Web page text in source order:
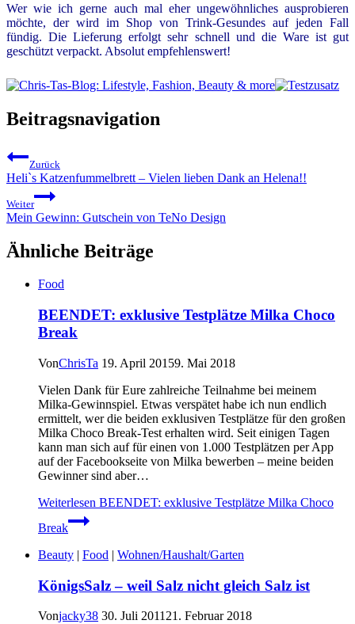
Wer wie ich gerne auch mal eher ungewöhnliches ausprobieren
möchte, der wird im Shop von Trink-Gesundes auf jeden Fall
fündig. Die Lieferung erfolgt sehr schnell und die Ware ist gut
geschützt verpackt. Absolut empfehlenswert!
Beitragsnavigation
Zurück
Heli`s Katzenfummelbrett – Vielen lieben Dank an Helena!!
Weiter
Mein Gewinn: Gutschein von TeNo Design
Ähnliche Beiträge
Food
BEENDET: exklusive Testplätze Milka Choco
Break
VonChrisTa 19. April 20159. Mai 2018
Vielen Dank für Eure zahlreiche Teilnahme bei meinem
Milka-Gewinnspiel. Etwas verspätet habe ich nun endlich
ermittelt, wer die beiden exklusiven Testplätze für den großen
Milka Choco Break-Test erhalten wird. Seit einigen Tagen
kann man sich auf für einen von 1.000 Testplätzen per App
auf der Facebookseite von Milka bewerben – meine beiden
Gewinner sind aber…
Weiterlesen BEENDET: exklusive Testplätze Milka Choco
Break
Beauty | Food | Wohnen/Haushalt/Garten
KönigsSalz – weil Salz nicht gleich Salz ist
Vonjacky38 30. Juli 2011 21. Februar 2018